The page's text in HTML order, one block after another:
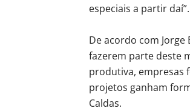
especiais a partir daí”.
De acordo com
fazerem parte deste
produtiva, empresas
projetos ganham
Caldas.